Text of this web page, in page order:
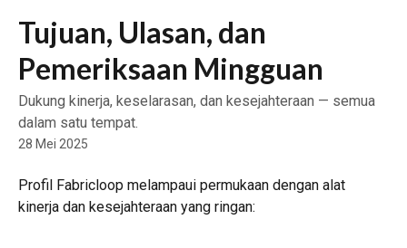
Tujuan, Ulasan, dan
Pemeriksaan Mingguan
Dukung kinerja, keselarasan, dan kesejahteraan — semua
dalam satu tempat.
28 Mei 2025
Profil Fabricloop melampaui permukaan dengan alat
kinerja dan kesejahteraan yang ringan: